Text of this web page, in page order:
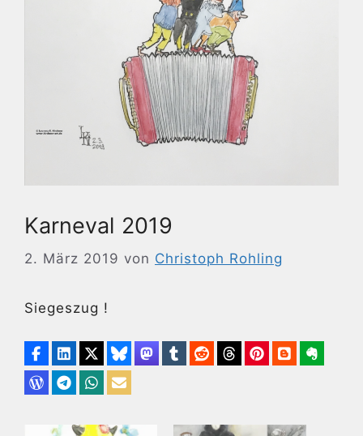
Karneval 2019
2. März 2019 von Christoph Rohling
Siegeszug !